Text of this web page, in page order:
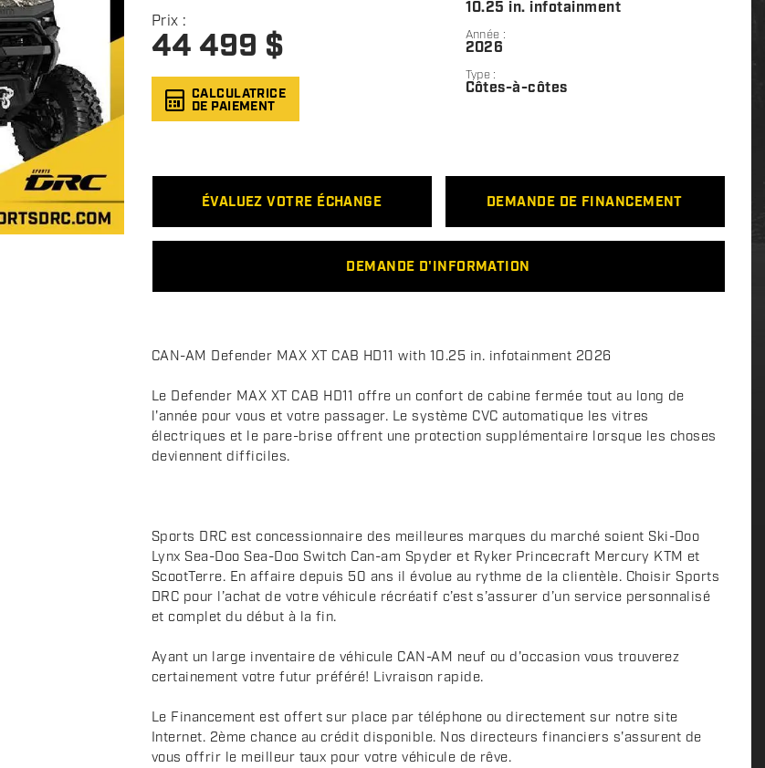
Prix :
44 499 $
CALCULATRICE
DE PAIEMENT
10.25 in. infotainment
Année :
2026
Type :
Côtes-à-côtes
ÉVALUEZ VOTRE ÉCHANGE DEMANDE DE FINANCEMENT
DEMANDE D'INFORMATION
D
s
c
r
i
i
o
n
CAN-AM Defender MAX XT CAB HD11 with 10.25 in. infotainment 2026
Le Defender MAX XT CAB HD11 offre un confort de cabine fermée tout au long de
l'année pour vous et votre passager. Le système CVC automatique les vitres
électriques et le pare-brise offrent une protection supplémentaire lorsque les choses
deviennent difficiles.
Sports DRC est concessionnaire des meilleures marques du marché soient Ski-Doo
Lynx Sea-Doo Sea-Doo Switch Can-am Spyder et Ryker Princecraft Mercury KTM et
ScootTerre. En affaire depuis 50 ans il évolue au rythme de la clientèle. Choisir Sports
DRC pour l’achat de votre véhicule récréatif c’est s’assurer d’un service personnalisé
et complet du début à la fin.
Ayant un large inventaire de véhicule CAN-AM neuf ou d'occasion vous trouverez
certainement votre futur préféré! Livraison rapide.
Le Financement est offert sur place par téléphone ou directement sur notre site
Internet. 2ème chance au crédit disponible. Nos directeurs financiers s'assurent de
vous offrir le meilleur taux pour votre véhicule de rêve.